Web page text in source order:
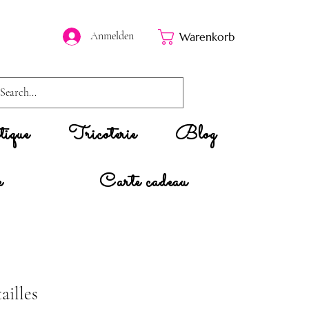
Anmelden Warenkorb
Tricoterie
Blog
Carte cadeau